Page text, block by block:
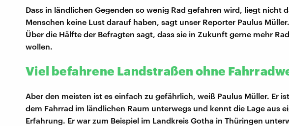
Dass in ländlichen Gegenden so wenig Rad gefahren wird, liegt nicht
Menschen keine Lust darauf haben, sagt unser Reporter Paulus
Über die Hälfte der Befragten sagt, dass sie in Zukunft gerne mehr
wollen.
Viel befahrene Landstraßen ohne
Aber den meisten ist es einfach zu gefährlich, weiß Paulus Müller. Er
dem Fahrrad im ländlichen Raum unterwegs und kennt die Lage aus
Erfahrung. Er war zum Beispiel im Landkreis Gotha in Thüringen